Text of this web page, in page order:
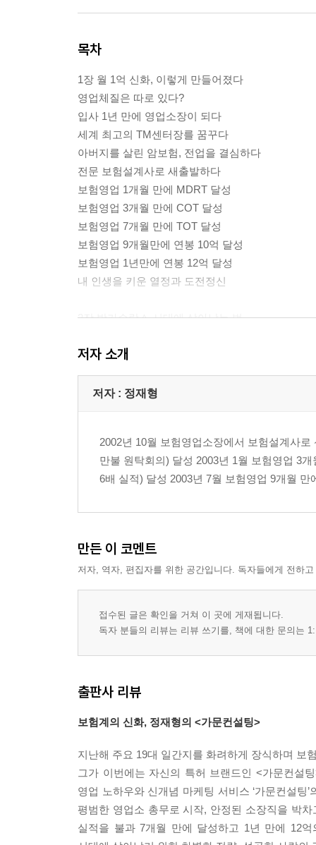
목차
1장 월 1억 신화, 이렇게 만들어졌다
영업체질은 따로 있다?
입사 1년 만에 영업소장이 되다
세계 최고의 TM센터장를 꿈꾸다
아버지를 살린 암보험, 전업을 결심하다
전문 보험설계사로 새출발하다
보험영업 1개월 만에 MDRT 달성
보험영업 3개월 만에 COT 달성
보험영업 7개월 만에 TOT 달성
보험영업 9개월만에 연봉 10억 달성
보험영업 1년만에 연봉 12억 달성
내 인생을 키운 열정과 도전정신
2장 방카슈랑스 시대에 살아남는 법
세일즈맨은 가고 컨설턴트가 온다
고객이 원하는 전문가로 태어나라
상품이 아닌 컨셉을 팔아라
비전이 있다면 위험을 감수하라
트렌드를 읽으면, 튀는 전략이 보인다
묻지마 정신으로 고객을 만나라
나는 고객의 9할을 소개 마케팅으로 만났다
고객의 이익에 모든 것을 맞춰라
전략적 거점을 확보하라
네크워킹을 통한 고객 확보
VIP계약은 VIP마음에서 나온다
고객에게 한 수 배우러 간다
키맨(keyman)을 확보하라
고객의 친구가 돼라
보이지 않는 1센티미터를 찾아라
4장 나만의 브랜드, 나만의 비전플랜을 만들어라
저자 소개
저자 : 정재형
2002년 10월 보험영업소장에서 보험설계사
만불 원탁회의) 달성 2003년 1월 보험영업 3
6배 실적) 달성 2003년 7월 보험영업 9개월
만든 이 코멘트
저자, 역자, 편집자를 위한 공간입니다. 독자들에게 전하
접수된 글은 확인을 거쳐 이 곳에 게재됩니다.
독자 분들의 리뷰는 리뷰 쓰기를, 책에 대한 문의는
출판사 리뷰
보험계의 신화, 정재형의 <가문컨설팅>
지난해 주요 19대 일간지를 화려하게 장식하며 보
그가 이번에는 자신의 특허 브랜드인 <가문컨설
영업 노하우와 신개념 마케팅 서비스 ‘가문컨설
평범한 영업소 총무로 시작, 안정된 소장직을 박
실적을 불과 7개월 만에 달성하고 1년 만에 12